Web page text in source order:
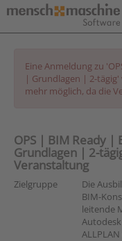
Eine Anmeldung zu
| Grundlagen | 2-tägig'
mehr möglich, da die
OPS | BIM Ready |
Grundlagen | 2-
Veranstaltung
Zielgruppe
Die
BIM-
leitende
Autodesk